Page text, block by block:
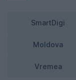
SmartDigi
Moldova
Vremea